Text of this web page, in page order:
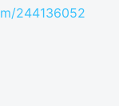
244136052